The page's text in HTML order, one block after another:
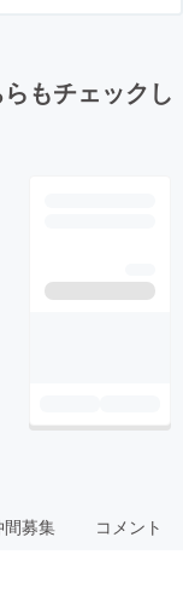
もチェックし
間募集 コメント